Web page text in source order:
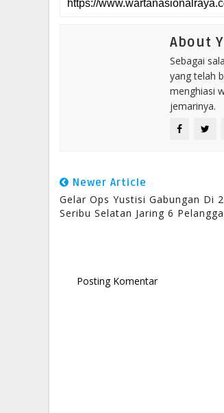
About
Sebagai
yang telah
menghiasi
jemarinya.
Newer Article
Gelar Ops Yustisi Gabungan Di
Seribu Selatan Jaring 6
Posting Komentar